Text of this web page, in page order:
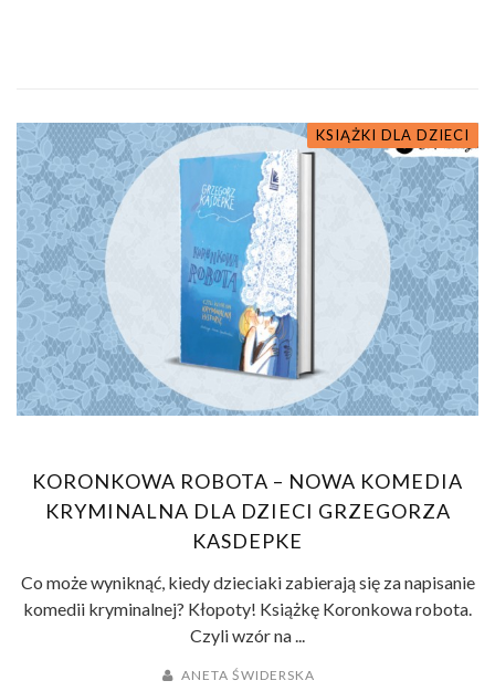
KSIĄŻKI DLA DZIECI
KORONKOWA ROBOTA – NOWA KOMEDIA
KRYMINALNA DLA DZIECI GRZEGORZA
KASDEPKE
Co może wyniknąć, kiedy dzieciaki zabierają się za napisanie
komedii kryminalnej? Kłopoty! Książkę Koronkowa robota.
Czyli wzór na ...
ANETA ŚWIDERSKA